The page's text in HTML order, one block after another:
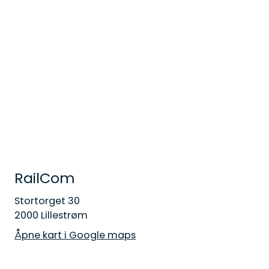
RailCom
Stortorget 30
2000 Lillestrøm
Åpne kart i Google maps